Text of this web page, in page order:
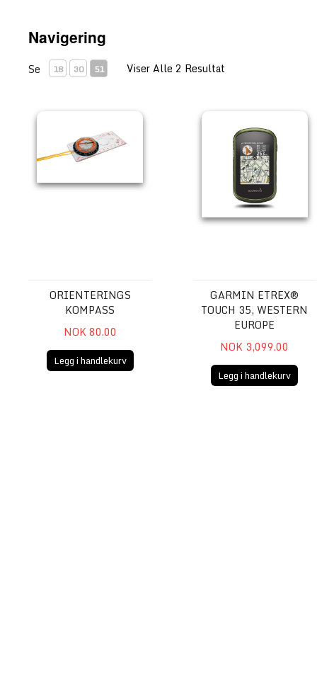
Navigering
Se 18 30 51 Viser Alle 2 Resultat
ORIENTERINGS
KOMPASS
NOK 80.00
Legg i handlekurv
GARMIN ETREX®
TOUCH 35, WESTERN
EUROPE
NOK 3,099.00
Legg i handlekurv